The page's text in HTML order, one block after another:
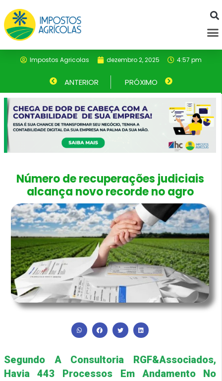
para
Impostos Agricolas dezembro 2, 2025 4:57 pm
Anterior
ANTERIOR PRÓXIMO Próximo
Número de recuperações judiciais
alcança novo recorde no agro
Segundo A Consultoria RGF&Associados,
Havia 443 Processos Em Andamento No